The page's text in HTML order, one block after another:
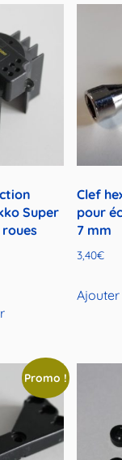
Super
roues
Clef
pour
7 mm
3,40€
Promo !